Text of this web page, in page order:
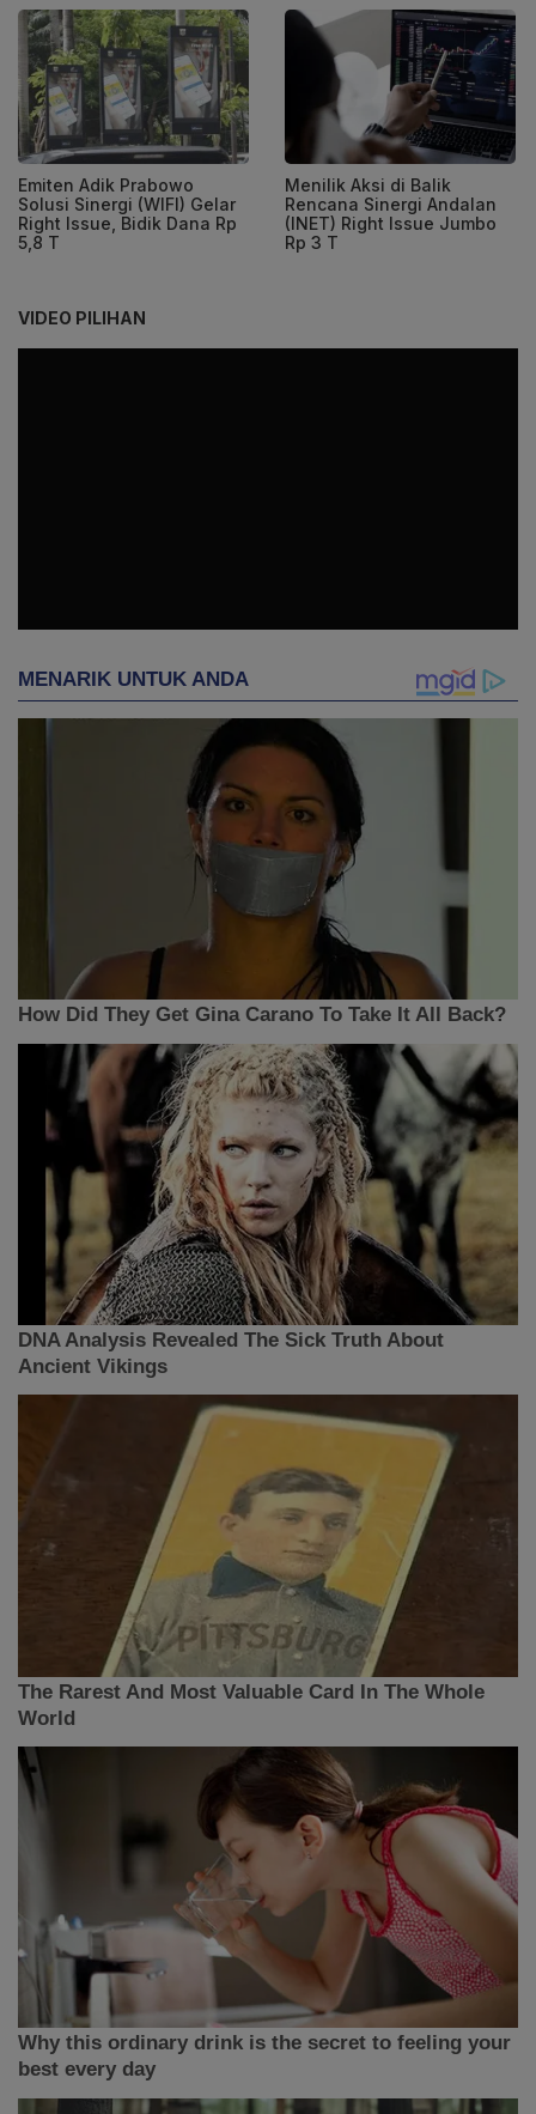
Emiten Adik Prabowo
Solusi Sinergi (WIFI) Gelar
Right Issue, Bidik Dana Rp
5,8 T
Menilik Aksi di Balik
Rencana Sinergi Andalan
(INET) Right Issue Jumbo
Rp 3 T
VIDEO PILIHAN